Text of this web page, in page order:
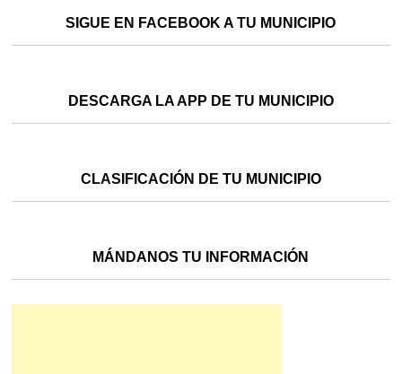
SIGUE EN FACEBOOK A TU MUNICIPIO
DESCARGA LA APP DE TU MUNICIPIO
CLASIFICACIÓN DE TU MUNICIPIO
MÁNDANOS TU INFORMACIÓN